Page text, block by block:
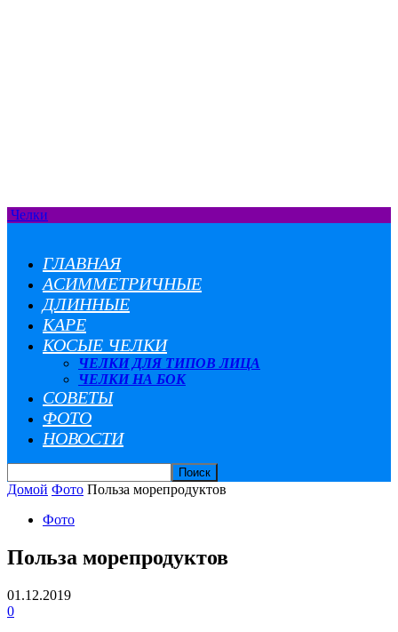
Челки
ГЛАВНАЯ
АСИММЕТРИЧНЫЕ
ДЛИННЫЕ
КАРЕ
КОСЫЕ ЧЕЛКИ
ЧЕЛКИ ДЛЯ ТИПОВ ЛИЦА
ЧЕЛКИ НА БОК
СОВЕТЫ
ФОТО
НОВОСТИ
Домой Фото Польза морепродуктов
Фото
Польза морепродуктов
01.12.2019
0